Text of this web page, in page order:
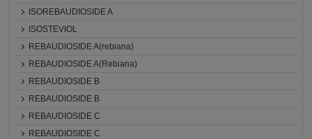
ISOREBAUDIOSIDE A
ISOSTEVIOL
REBAUDIOSIDE A(rebiana)
REBAUDIOSIDE A(Rebiana)
REBAUDIOSIDE B
REBAUDIOSIDE B
REBAUDIOSIDE C
REBAUDIOSIDE C